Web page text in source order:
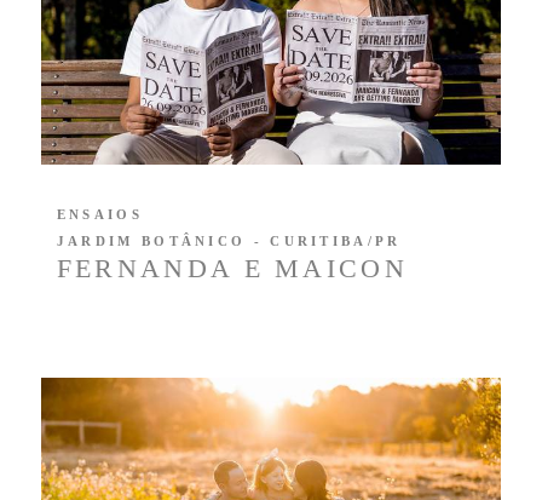
FERNANDA E MAICON
ENSAIOS
JARDIM BOTÂNICO - CURITIBA/PR